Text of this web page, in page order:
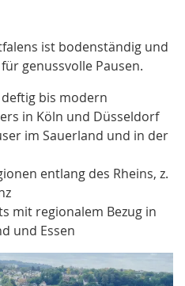
ist bodenständig und
genussvolle Pausen.
bis modern
in Köln und Düsseldorf
im Sauerland und in der
entlang des Rheins, z.
mit regionalem Bezug in
und Essen